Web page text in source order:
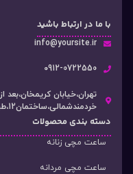
با ما در ارتباط باشید
info@yoursite.ir
۰912-0722550
تهران،خیابان کریمخان،بعد از
خردمندشمالی،ساختمان12،طبقه3
دسته‌ بندی محصولات
ساعت مچی زنانه
ساعت مچی مردانه